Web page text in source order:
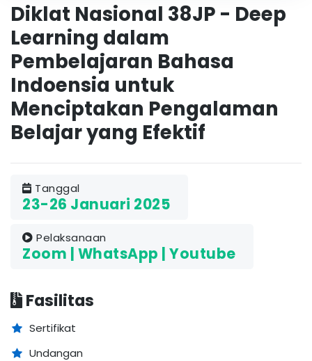
Diklat Nasional 38JP - Deep
Learning dalam
Pembelajaran Bahasa
Indoensia untuk
Menciptakan Pengalaman
Belajar yang Efektif
Tanggal
23-26 Januari 2025
Pelaksanaan
Zoom | WhatsApp | Youtube
Fasilitas
Sertifikat
Undangan